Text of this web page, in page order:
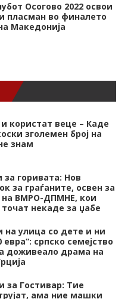
Осогово 2022 освои
пласман во финалето
Македонија
користат веце – Каде
зголемен број на
знам
горивата: Нов
за граѓаните, освен за
на ВМРО-ДПМНЕ, кои
некаде за џабе
на улица со дете и ни
српско семејство
доживеало драма на
за Гостивар: Тие
ама ние машки